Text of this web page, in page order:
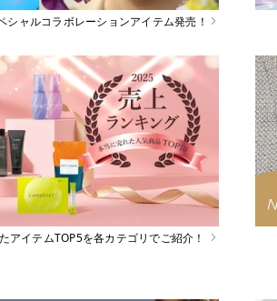
シャルコラボレーションアイテム発売！
アイテムTOP5を各カテゴリでご紹介！